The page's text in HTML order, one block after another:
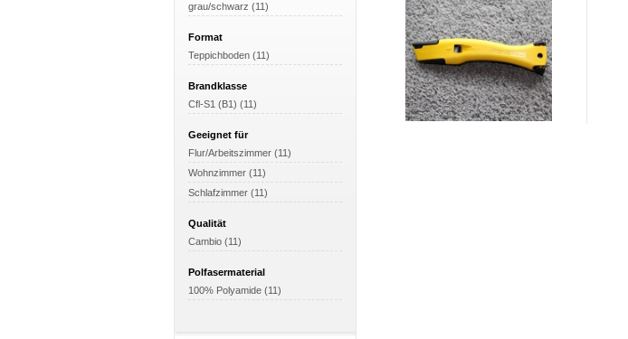
grau/schwarz (11)
Format
Teppichboden (11)
Brandklasse
Cfl-S1 (B1) (11)
Geeignet für
Flur/Arbeitszimmer (11)
Wohnzimmer (11)
Schlafzimmer (11)
Qualität
Cambio (11)
Polfasermaterial
100% Polyamide (11)